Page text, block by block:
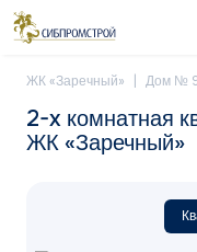
Перейти к основному
ЖК «Заречный» Дом №
2-x комнатная
ЖК «Заречный»